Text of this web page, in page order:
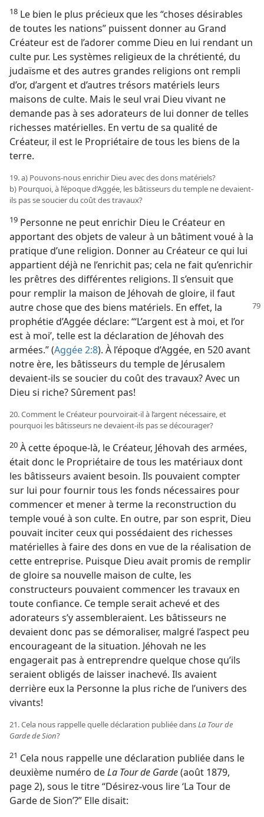
18 Le bien le plus précieux que les “choses désirables
de toutes les nations” puissent donner au Grand
Créateur est de l’adorer comme Dieu en lui rendant un
culte pur. Les systèmes religieux de la chrétienté, du
judaïsme et des autres grandes religions ont rempli
d’or, d’argent et d’autres trésors matériels leurs
maisons de culte. Mais le seul vrai Dieu vivant ne
demande pas à ses adorateurs de lui donner de telles
richesses matérielles. En vertu de sa qualité de
Créateur, il est le Propriétaire de tous les biens de la
terre.
19. a) Pouvons-​nous enrichir Dieu avec des dons matériels?
b) Pourquoi, à l’époque d’Aggée, les bâtisseurs du temple ne devaient-​
ils pas se soucier du coût des travaux?
19 Personne ne peut enrichir Dieu le Créateur en
apportant des objets de valeur à un bâtiment voué à la
pratique d’une religion. Donner au Créateur ce qui lui
appartient déjà ne l’enrichit pas; cela ne fait qu’enrichir
les prêtres des différentes religions. Il s’ensuit que
pour remplir la maison de Jéhovah de gloire, il faut
autre choseque des biens matériels. En effet, la
prophétie d’Aggée déclare: “‘L’argent est à moi, et l’or
est à moi’, telle est la déclaration de Jéhovah des
armées.” (Aggée 2:8). À l’époque d’Aggée, en 520 avant
notre ère, les bâtisseurs du temple de Jérusalem
devaient-​ils se soucier du coût des travaux? Avec un
Dieu si riche? Sûrement pas!
20. Comment le Créateur pourvoirait-​il à l’argent nécessaire, et
pourquoi les bâtisseurs ne devaient-​ils pas se décourager?
20 À cette époque-​là, le Créateur, Jéhovah des armées,
était donc le Propriétaire de tous les matériaux dont
les bâtisseurs avaient besoin. Ils pouvaient compter
sur lui pour fournir tous les fonds nécessaires pour
commencer et mener à terme la reconstruction du
temple voué à son culte. En outre, par son esprit, Dieu
pouvait inciter ceux qui possédaient des richesses
matérielles à faire des dons en vue de la réalisation de
cette entreprise. Puisque Dieu avait promis de remplir
de gloire sa nouvelle maison de culte, les
constructeurs pouvaient commencer les travaux en
toute confiance. Ce temple serait achevé et des
adorateurs s’y assembleraient. Les bâtisseurs ne
devaient donc pas se démoraliser, malgré l’aspect peu
encourageant de la situation. Jéhovah ne les
engagerait pas à entreprendre quelque chose qu’ils
seraient obligés de laisser inachevé. Ils avaient
derrière eux la Personne la plus riche de l’univers des
vivants!
21. Cela nous rappelle quelle déclaration publiée dansLa Tour de
Garde de Sion?
21 Cela nous rappelle une déclaration publiée dans le
deuxième numéro deLa Tour de Garde(août 1879,
page 2), sous le titre “Désirez-​vous lire ‘La Tour de
Garde de Sion’?” Elle disait: